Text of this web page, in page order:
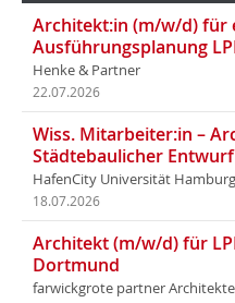
Architekt:in (m/w/d) für
Ausführungsplanung
Henke & Partner
22.07.2026
Wiss. Mitarbeiter:in –
Städtebaulicher
HafenCity Universität Hamburg
18.07.2026
Architekt (m/w/d) für
Dortmund
farwickgrote partner